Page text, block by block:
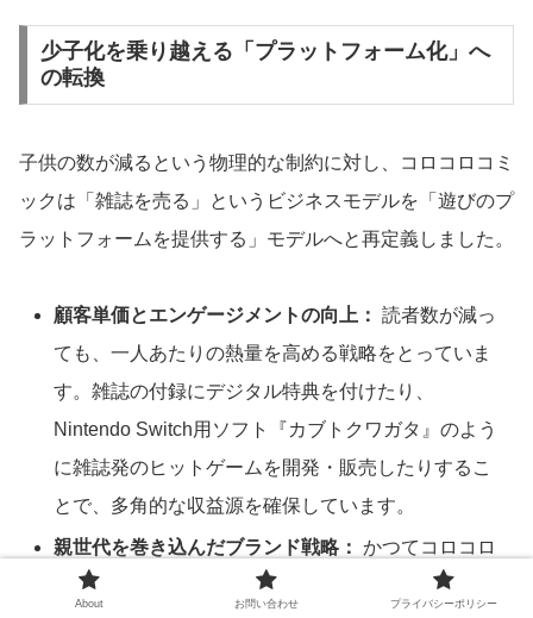
少子化を乗り越える「プラットフォーム化」へ
の転換
子供の数が減るという物理的な制約に対し、コロコロコミ
ックは「雑誌を売る」というビジネスモデルを「遊びのプ
ラットフォームを提供する」モデルへと再定義しました。
顧客単価とエンゲージメントの向上： 読者数が減っ
ても、一人あたりの熱量を高める戦略をとっていま
す。雑誌の付録にデジタル特典を付けたり、
Nintendo Switch用ソフト『カブトクワガタ』のよう
に雑誌発のヒットゲームを開発・販売したりするこ
とで、多角的な収益源を確保しています。
親世代を巻き込んだブランド戦略： かつてコロコロ
を読んでいた父親世代が、現在自分の子供と一緒に
About お問い合わせ プライバシーポリシー